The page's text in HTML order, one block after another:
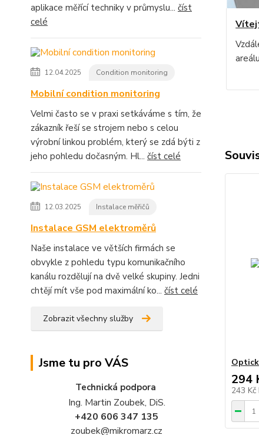
aplikace měřící techniky v průmyslu... číst
celé
12.04.2025 Condition monitoring
Mobilní condition monitoring
Velmi často se v praxi setkáváme s tím, že
zákazník řeší se strojem nebo s celou
výrobní linkou problém, který se zdá býti z
jeho pohledu dočasným. Hl... číst celé
12.03.2025 Instalace měřičů
Instalace GSM elektroměrů
Naše instalace ve větších firmách se
obvykle z pohledu typu komunikačního
kanálu rozdělují na dvě velké skupiny. Jedni
chtějí mít vše pod maximální ko... číst celé
Zobrazit všechny služby
Jsme tu pro VÁS
Technická podpora
Ing. Martin Zoubek, DiS.
+420 606 347 135
zoubek@mikromarz.cz
areálu
294
243 Kč